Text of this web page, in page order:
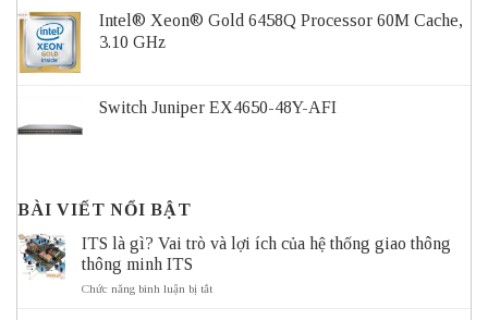
Intel® Xeon® Gold 6458Q Processor 60M Cache,
3.10 GHz
Switch Juniper EX4650-48Y-AFI
BÀI VIẾT NỔI BẬT
ITS là gì? Vai trò và lợi ích của hệ thống giao thông
thông minh ITS
Chức năng bình luận bị tắtở